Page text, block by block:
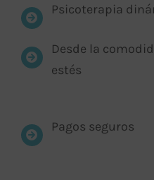
Psicoterapia
Desde la
estés
Pagos seguros